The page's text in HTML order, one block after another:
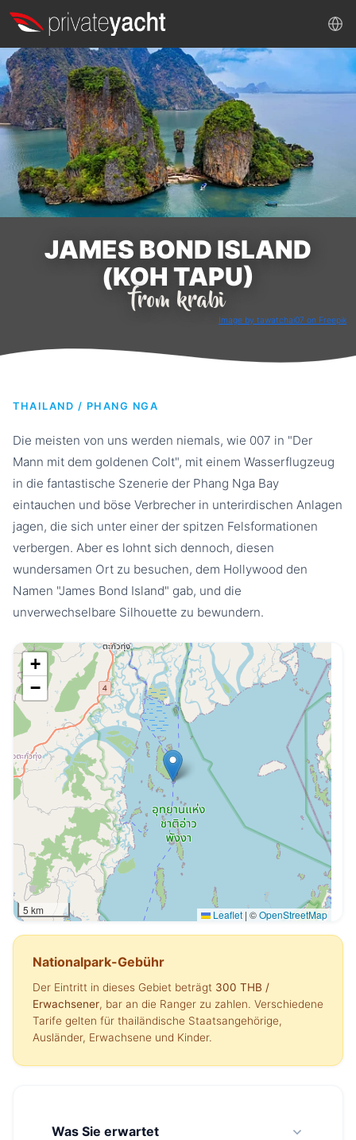
JAMES BOND ISLAND
(KOH TAPU)
from krabi
Image by tawatchai07 on Freepik
THAILAND / PHANG NGA
Die meisten von uns werden niemals, wie 007 in "Der
Mann mit dem goldenen Colt", mit einem Wasserflugzeug
in die fantastische Szenerie der Phang Nga Bay
eintauchen und böse Verbrecher in unterirdischen Anlagen
jagen, die sich unter einer der spitzen Felsformationen
verbergen. Aber es lohnt sich dennoch, diesen
wundersamen Ort zu besuchen, dem Hollywood den
Namen "James Bond Island" gab, und die
unverwechselbare Silhouette zu bewundern.
+
−
5 km Leaflet | ©OpenStreetMap
Nationalpark-Gebühr
Der Eintritt in dieses Gebiet beträgt 300 THB /
Erwachsener, bar an die Ranger zu zahlen. Verschiedene
Tarife gelten für thailändische Staatsangehörige,
Ausländer, Erwachsene und Kinder.
Was Sie erwartet